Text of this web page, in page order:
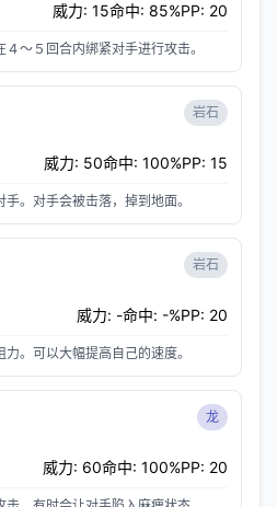
威力: 15命中: 85%PP: 20
～５回合内绑紧对手进行攻击。
岩石
威力: 50命中: 100%PP: 15
。对手会被击落，掉到地面。
岩石
威力: -命中: -%PP: 20
。可以大幅提高自己的速度。
龙
威力: 60命中: 100%PP: 20